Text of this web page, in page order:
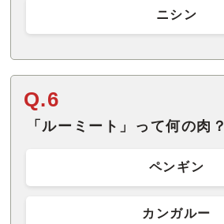
ニシン
Q.6
「ルーミート」って何の肉？
ペンギン
カンガルー